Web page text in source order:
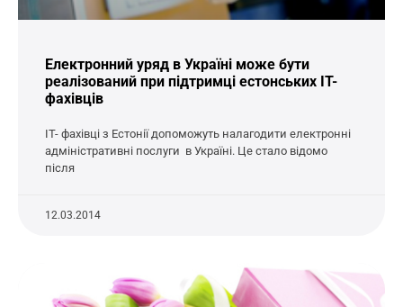
Електронний уряд в Україні може бути
реалізований при підтримці естонських IT-
фахівців
IT- фахівці з Естонії допоможуть налагодити електронні
адміністративні послуги в Україні. Це стало відомо
після
12.03.2014